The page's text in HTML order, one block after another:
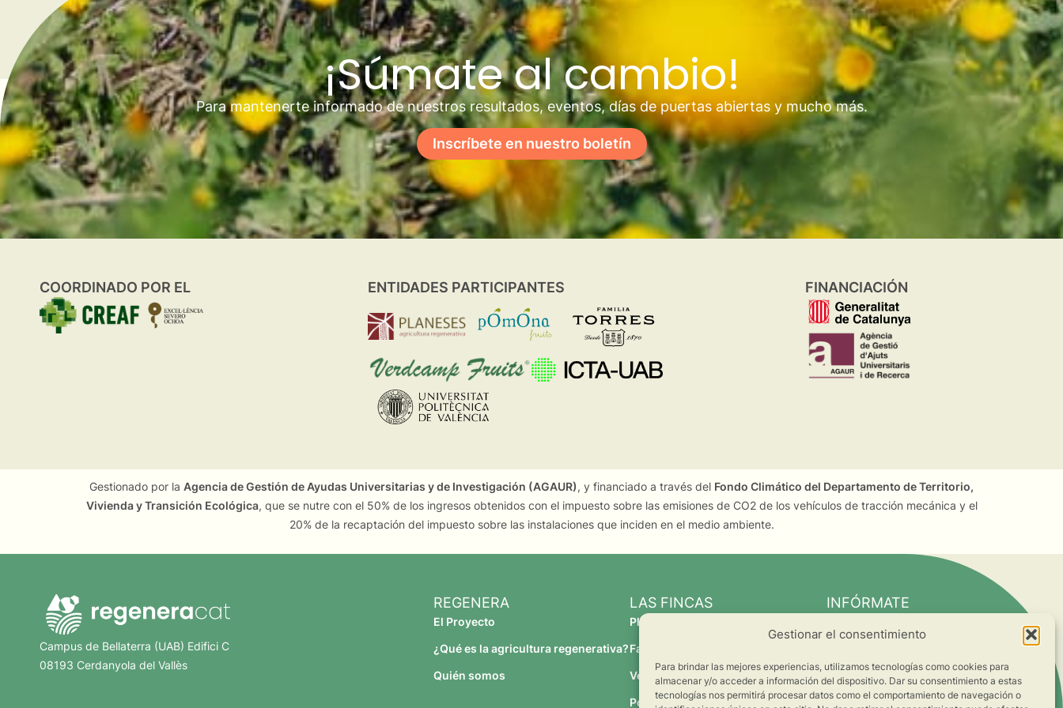
Gestionar el consentimiento
Para brindar las mejores experiencias, utilizamos tecnologías como cookies para
almacenar y/o acceder a información del dispositivo. Dar su consentimiento a estas
tecnologías nos permitirá procesar datos como el comportamiento de navegación o
¡Súmate al cambio!
Para mantenerte informado de nuestros resultados, eventos, días de puertas abiertas y mucho más.
Inscríbete en nuestro boletín
COORDINADO POR EL ENTIDADES PARTICIPANTES FINANCIACIÓN
Gestionado por la Agencia de Gestión de Ayudas Universitarias y de Investigación (AGAUR), y financiado a través del Fondo Climático del Departamento de Territorio,
Vivienda y Transición Ecológica, que se nutre con el 50% de los ingresos obtenidos con el impuesto sobre las emisiones de CO2 de los vehículos de tracción mecánica y el
20% de la recaptación del impuesto sobre las instalaciones que inciden en el medio ambiente.
Campus de Bellaterra (UAB) Edifici C
08193 Cerdanyola del Vallès
REGENERA
El Proyecto
¿Qué es la agricultura regenerativa?
Quién somos
LAS FINCAS
Planeses
Familia Torres
Verdcamp Fruits
Pomona Fruits
INFÓRMATE